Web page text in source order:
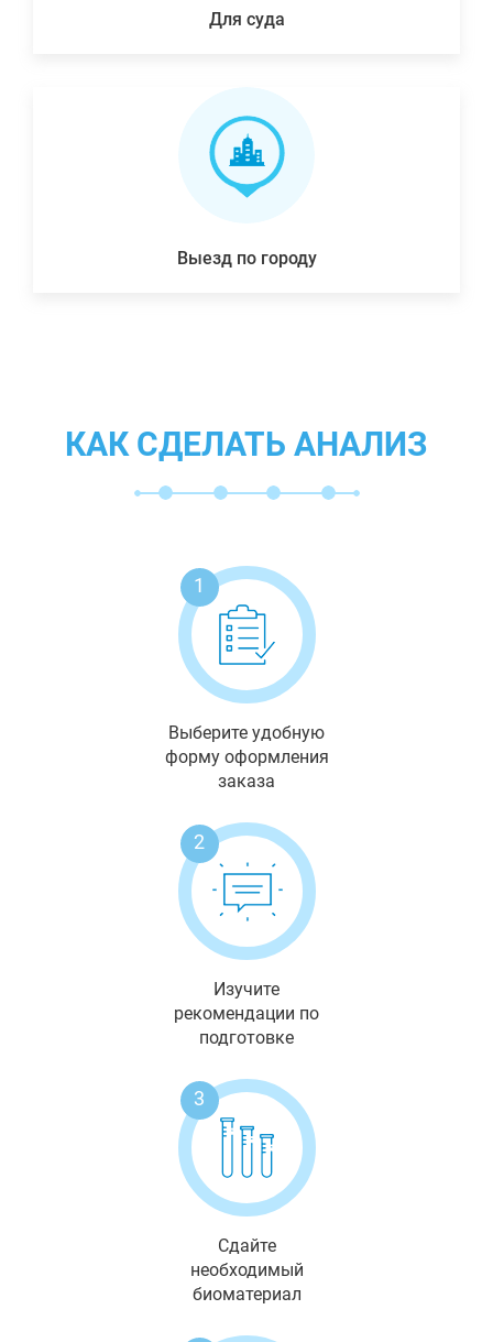
Для суда
Выезд по городу
КАК СДЕЛАТЬ АНАЛИЗ
1
Выберите удобную
форму оформления
заказа
2
Изучите
рекомендации по
подготовке
3
Сдайте
необходимый
биоматериал